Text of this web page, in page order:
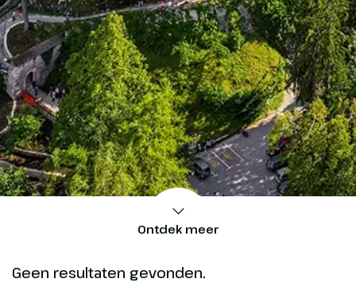
Ontdek meer
Geen resultaten gevonden.